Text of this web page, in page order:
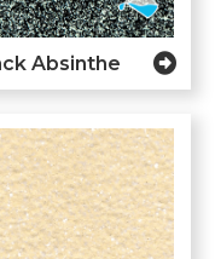
Absinthe